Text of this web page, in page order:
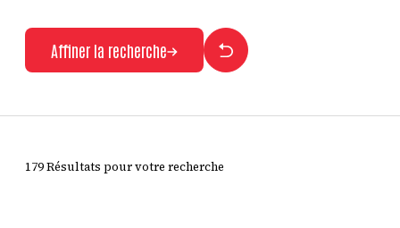
Affiner la recherche
179 Résultats pour votre recherche